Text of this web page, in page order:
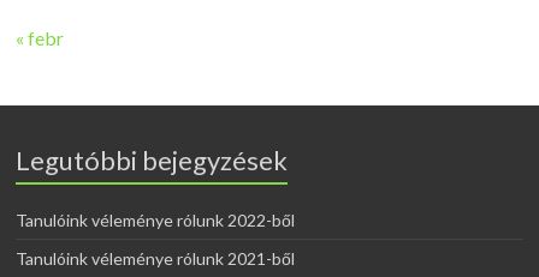
« febr
Legutóbbi bejegyzések
Tanulóink véleménye rólunk 2022-ből
Tanulóink véleménye rólunk 2021-ből